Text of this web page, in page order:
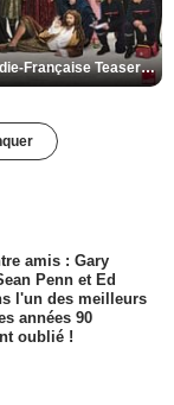
De la Comédie-Française Teaser VF
amis : Gary
Penn et Ed
l'un des meilleurs
années 90
oublié !